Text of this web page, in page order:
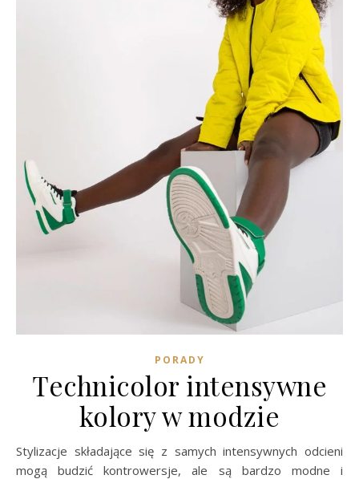
PORADY
Technicolor intensywne
kolory w modzie
Stylizacje składające się z samych intensywnych odcieni
mogą budzić kontrowersje, ale są bardzo modne i